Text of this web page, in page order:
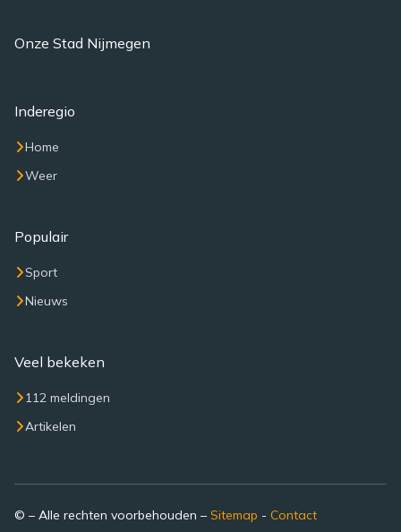
Onze Stad Nijmegen
Inderegio
Home
Weer
Populair
Sport
Nieuws
Veel bekeken
112 meldingen
Artikelen
© – Alle rechten voorbehouden – Sitemap - Contact